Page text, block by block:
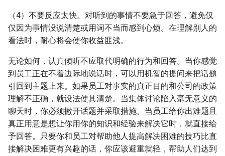
（4）不要反应太快。对听到的事情不要急于回答，避免仅
仅因为事情没说清楚或用词不当而感到心烦。在理解别人的
看法时，耐心将会使你收益匪浅。
无论如何，认真倾听不应取代明确的行为和回答。当你感觉
到员工正在不着边际地说话时，可以用机智的提问来把话题
引回到主题上来。如果员工对事实的真正目的和公司的政策
理解不正确，就设法使其清楚。当集体讨论陷入毫无意义的
聊天时，你必须撇开话题并采取措施。当员工给你出难题且
真正用意是想让你用你的知识和经验来解决它时，就直接给
予回答。只要你和员工对帮助他人提高解决困难的技巧比直
接解决困难更有兴趣的话，你应该避重就轻，帮助人们达到